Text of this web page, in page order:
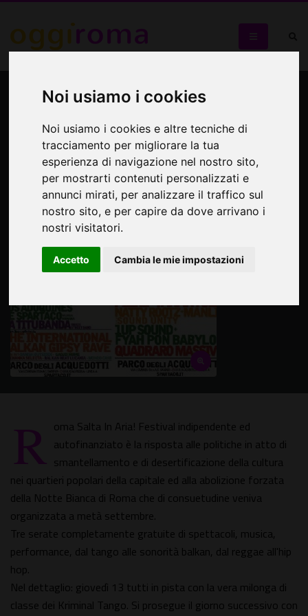
Noi usiamo i cookies
Noi usiamo i cookies e altre tecniche di
tracciamento per migliorare la tua
esperienza di navigazione nel nostro sito,
per mostrarti contenuti personalizzati e
annunci mirati, per analizzare il traffico sul
nostro sito, e per capire da dove arrivano i
nostri visitatori.
Accetto Cambia le mie impostazioni
ROMA SALTA IN ARIA
ROMA SALTA IN ARIA
R oma Salta In Aria! Festival indipendente ed
autofinanziato è la risposta alle politiche in atto di
smantellamento e di desertificazione della cultura
nei quartieri popolari della capitale ed alla abolizione forzata
della Notte Bianca di Roma che di consuetudine veniva
organizzata a metà settembre.
Tre serate completamente gratuite di spettacoli, musica,
performance, dal tango alle sonorità balkan, dal reggae all'hip
hop.
Nel dettaglio: giovedì 13 tutti in pista con la vera milonga di
classe dei Kriminal Tango. Si prosegue il giorno successivo con